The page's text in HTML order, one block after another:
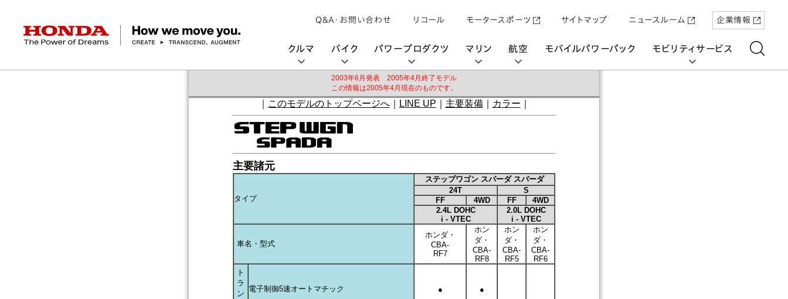
HONDA The Power of Dreams
クルマ
購入検討中の方へ
販売店検索
Honda CONNECT
My Honda
バイク
取扱説明書/
パーツカタログ
HondaGO
パワープロダクツ
パワープロダクツ一覧 カタログ閲覧
取扱店検索
マリン
カタログ閲覧
水上のカーボンニュートラル
「電動推進機」
テクノロジー
航空 モバイルパワーパック モビリティサービス
HondaGO BIKE
モビリティロボット
Q&A・お問い合わせ リコール モータースポーツ サイトマップ ニュースルーム 企業情報
2003年6月発表 2005年4月終了モデル
この情報は2005年4月現在のものです。
このモデルのトップページへ｜ LINE UP 主要装備｜ カラー
主要諸元
タイプ
ステップワゴン スパーダ スパーダ
24T
S
FF
4WD FF
4WD
2.4L DOHC
i - VTEC
2.0L DOHC
i - VTEC
車名・型式
ホンダ・
CBA-
RF7
ホン
ダ・
CBA-
RF8
ホン
ダ・
CBA-
RF5
ホン
ダ・
CBA-
RF6
ト
ラ
ン
電子制御5速オートマチック ● ●